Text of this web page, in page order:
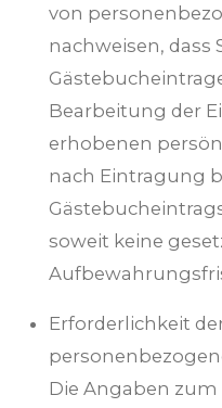
von
nachweisen, dass
Bearbeitung der
erhobenen
nach Eintragung
soweit keine
Erforderlichkeit
Die Angaben